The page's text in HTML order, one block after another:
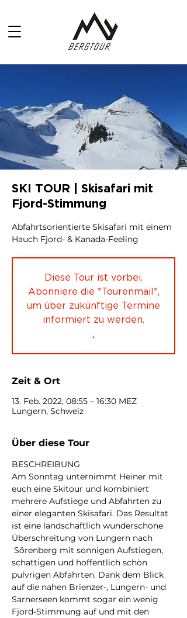
SKI TOUR | Skisafari mit
Fjord-Stimmung
Abfahrtsorientierte Skisafari mit einem
Hauch Fjord- & Kanada-Feeling
Diese Tour ist vorbei.
Abonniere die *Tourenmail*,
um über zukünftige Termine
informiert zu werden.
.
Zeit & Ort
13. Feb. 2022, 08:55 – 16:30 MEZ
Lungern, Schweiz
Über diese Tour
BESCHREIBUNG
Am Sonntag unternimmt Heiner mit
euch eine Skitour und kombiniert
mehrere Aufstiege und Abfahrten zu
einer eleganten Skisafari. Das Resultat
ist eine landschaftlich wunderschöne
Überschreitung von Lungern nach
Sörenberg mit sonnigen Aufstiegen,
schattigen und hoffentlich schön
pulvrigen Abfahrten. Dank dem Blick
auf die nahen Brienzer-, Lungern- und
Sarnerseen kommt sogar ein wenig
Fjord-Stimmung auf und mit den